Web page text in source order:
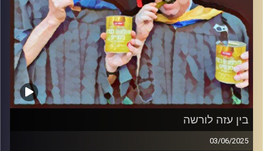
בין עזה לורשה
03/06/2025